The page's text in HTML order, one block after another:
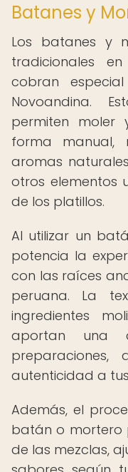
Batanes y
Los batanes y
tradicionales
cobran
Novoandina.
permiten moler
forma manual,
aromas
otros elementos
de los platillos.
Al utilizar un
potencia la
con las raíces
peruana. La
ingredientes
aportan una
autenticidad a
Además, el
batán o mortero
de las mezclas,